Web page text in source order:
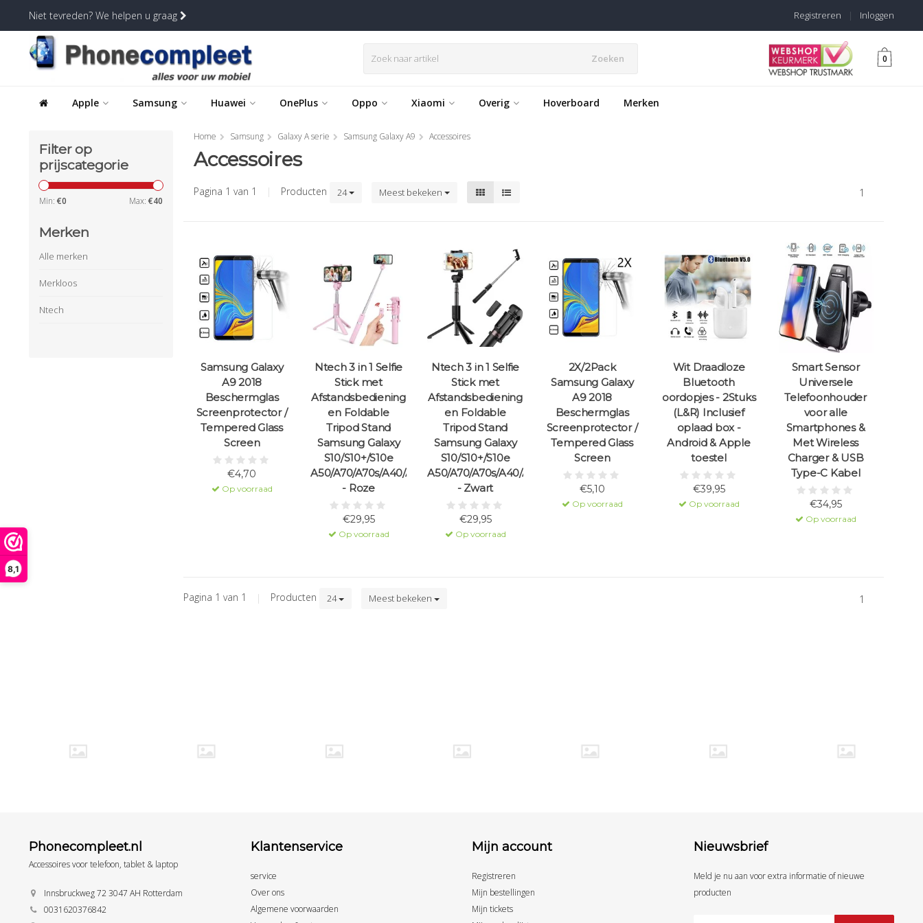
8,1
Niet tevreden? We helpen u graag Inloggen
|
Registreren
Zoeken 0
Apple Samsung Huawei OnePlus Oppo Xiaomi Overig Hoverboard Merken
Filter op
prijscategorie
Min: €0 Max: €40
Merken
Alle merken
Merkloos
Ntech
Home Samsung Galaxy A serie Samsung Galaxy A9 Accessoires
Accessoires
Pagina 1 van 1 | Producten 24 Meest bekeken 1
Samsung Galaxy
A9 2018
Beschermglas
Screenprotector /
Tempered Glass
Screen
€4,70
Op voorraad
Ntech 3 in 1 Selfie
Stick met
Afstandsbediening
en Foldable
Tripod Stand
Samsung Galaxy
S10/S10+/S10e
A50/A70/A70s/A40/A30/A7(2018)
- Roze
€29,95
Op voorraad
Ntech 3 in 1 Selfie
Stick met
Afstandsbediening
en Foldable
Tripod Stand
Samsung Galaxy
S10/S10+/S10e
A50/A70/A70s/A40/A30/A7(2018)
- Zwart
€29,95
Op voorraad
2X/2Pack
Samsung Galaxy
A9 2018
Beschermglas
Screenprotector /
Tempered Glass
Screen
€5,10
Op voorraad
Wit Draadloze
Bluetooth
oordopjes - 2Stuks
(L&R) Inclusief
oplaad box -
Android & Apple
toestel
€39,95
Op voorraad
Smart Sensor
Universele
Telefoonhouder
voor alle
Smartphones &
Met Wireless
Charger & USB
Type-C Kabel
€34,95
Op voorraad
Pagina 1 van 1 | Producten 24 Meest bekeken 1
Phonecompleet.nl
Accessoires voor telefoon, tablet & laptop
Innsbruckweg 72 3047 AH Rotterdam
0031620376842
Klantenservice
service
Over ons
Algemene voorwaarden
Mijn account
Registreren
Mijn bestellingen
Mijn tickets
Nieuwsbrief
Meld je nu aan voor extra informatie of nieuwe
producten